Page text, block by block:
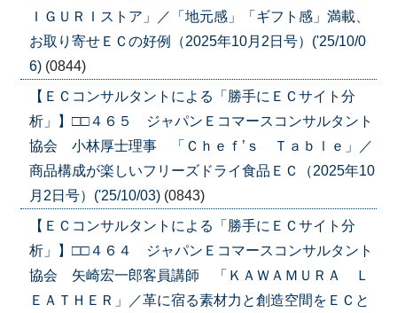
ＩＧＵＲＩストア」／「地元感」「ギフト感」満載、
お取り寄せＥＣの好例（2025年10月2日号）('25/10/0
6) (0844)
【ＥＣコンサルタントによる「勝手にＥＣサイト分
析」】□□４６５ ジャパンＥコマースコンサルタント
協会 小林厚士理事 「Ｃｈｅｆ’ｓ Ｔａｂｌｅ」／
商品構成が楽しいフリーズドライ食品ＥＣ（2025年10
月2日号）('25/10/03) (0843)
【ＥＣコンサルタントによる「勝手にＥＣサイト分
析」】□□４６４ ジャパンＥコマースコンサルタント
協会 矢崎宏一郎客員講師 「ＫＡＷＡＭＵＲＡ Ｌ
ＥＡＴＨＥＲ」／革に宿る素材力と創造空間をＥＣと